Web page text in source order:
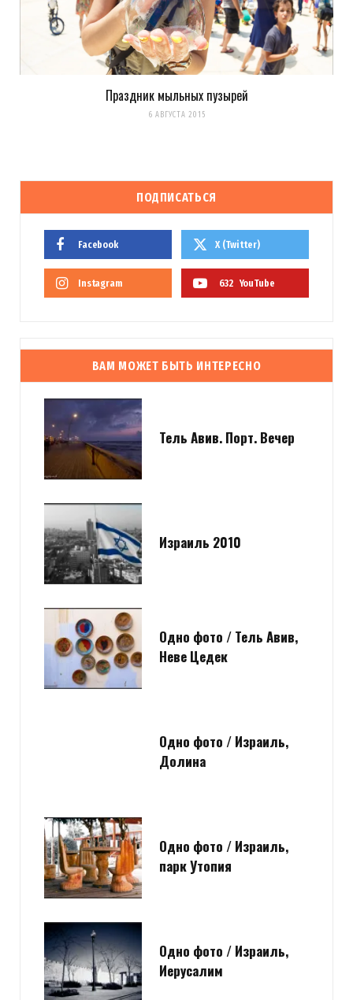
Праздник мыльных пузырей
6 АВГУСТА 2015
ПОДПИСАТЬСЯ
Facebook X (Twitter)
Instagram 632 YouTube
ВАМ МОЖЕТ БЫТЬ ИНТЕРЕСНО
Тель Авив. Порт. Вечер
Израиль 2010
Одно фото / Тель Авив,
Неве Цедек
Одно фото / Израиль,
Долина
Одно фото / Израиль,
парк Утопия
Одно фото / Израиль,
Иерусалим